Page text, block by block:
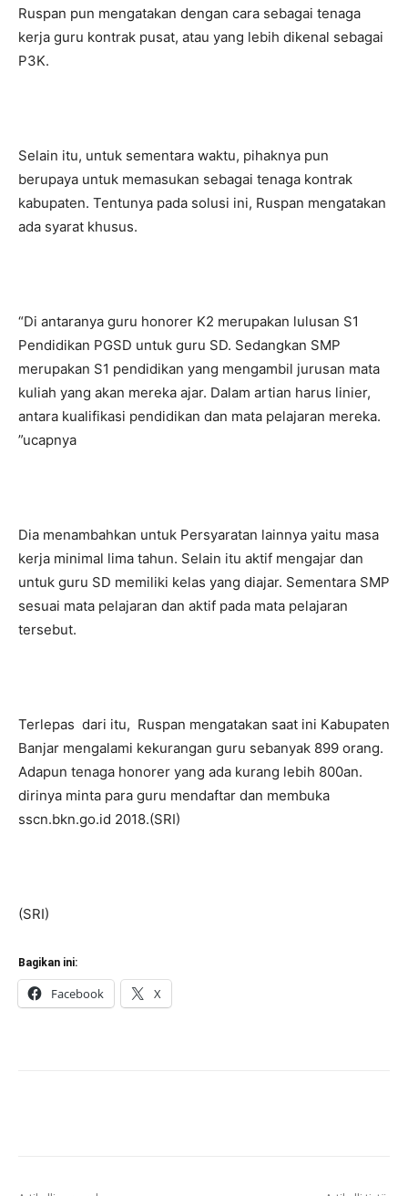
Ruspan pun mengatakan dengan cara sebagai tenaga
kerja guru kontrak pusat, atau yang lebih dikenal sebagai
P3K.
Selain itu, untuk sementara waktu, pihaknya pun
berupaya untuk memasukan sebagai tenaga kontrak
kabupaten. Tentunya pada solusi ini, Ruspan mengatakan
ada syarat khusus.
“Di antaranya guru honorer K2 merupakan lulusan S1
Pendidikan PGSD untuk guru SD. Sedangkan SMP
merupakan S1 pendidikan yang mengambil jurusan mata
kuliah yang akan mereka ajar. Dalam artian harus linier,
antara kualifikasi pendidikan dan mata pelajaran mereka.
”ucapnya
Dia menambahkan untuk Persyaratan lainnya yaitu masa
kerja minimal lima tahun. Selain itu aktif mengajar dan
untuk guru SD memiliki kelas yang diajar. Sementara SMP
sesuai mata pelajaran dan aktif pada mata pelajaran
tersebut.
Terlepas dari itu, Ruspan mengatakan saat ini Kabupaten
Banjar mengalami kekurangan guru sebanyak 899 orang.
Adapun tenaga honorer yang ada kurang lebih 800an.
dirinya minta para guru mendaftar dan membuka
sscn.bkn.go.id 2018.(SRI)
(SRI)
Bagikan ini:
Facebook X